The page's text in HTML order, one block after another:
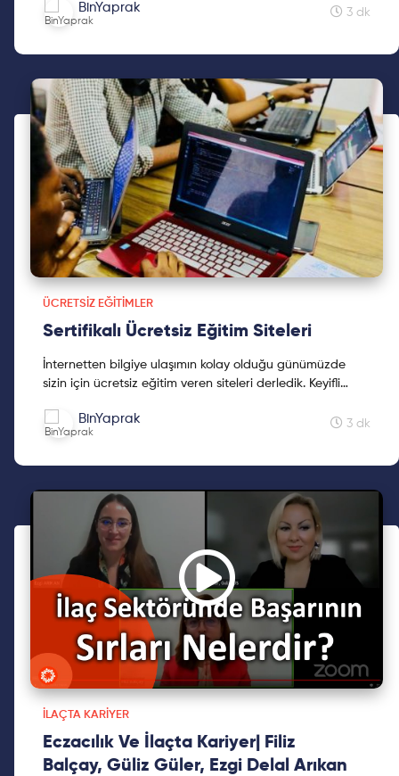
BinYaprak 3 dk
ÜCRETSIZ EĞITIMLER
Sertifikalı Ücretsiz Eğitim Siteleri
İnternetten bilgiye ulaşımın kolay olduğu günümüzde
sizin için ücretsiz eğitim veren siteleri derledik. Keyifli
BinYaprak 3 dk
İLAÇTA KARIYER
Eczacılık Ve İlaçta Kariyer| Filiz
Balçay, Güliz Güler, Ezgi Delal Arıkan